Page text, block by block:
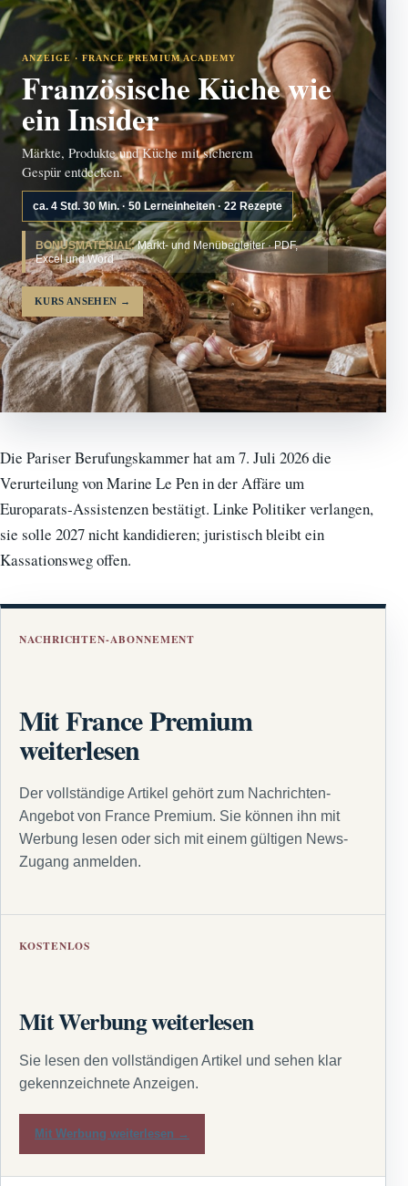
ANZEIGE · FRANCE PREMIUM ACADEMY
Französische Küche wie
ein Insider
Märkte, Produkte und Küche mit sicherem
Gespür entdecken.
ca. 4 Std. 30 Min. · 50 Lerneinheiten · 22 Rezepte
BONUSMATERIAL:Markt- und Menübegleiter · PDF,
Excel und Word
KURS ANSEHEN →
Die Pariser Berufungskammer hat am 7. Juli 2026 die
Verurteilung von Marine Le Pen in der Affäre um
Europarats‑Assistenzen bestätigt. Linke Politiker verlangen,
sie solle 2027 nicht kandidieren; juristisch bleibt ein
Kassationsweg offen.
NACHRICHTEN-ABONNEMENT
Mit France Premium
weiterlesen
Der vollständige Artikel gehört zum Nachrichten-
Angebot von France Premium. Sie können ihn mit
Werbung lesen oder sich mit einem gültigen News-
Zugang anmelden.
KOSTENLOS
Mit Werbung weiterlesen
Sie lesen den vollständigen Artikel und sehen klar
gekennzeichnete Anzeigen.
Mit Werbung weiterlesen →